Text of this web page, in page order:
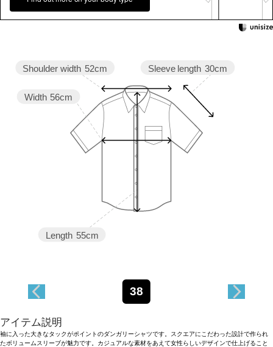
Sleeve length 30cm
Length 55cm
Width 56cm
Shoulder width 52cm
38
アイテム説明
袖に入った大きなタックがポイントのダンガリーシャツです。スクエアにこだわった設計で作られ
たボリュームスリーブが魅力です。カジュアルな素材をあえて女性らしいデザインで仕上げること